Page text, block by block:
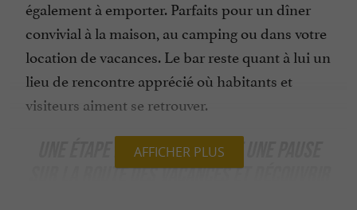
également à emporter. Parfaits pour un dîner
convivial à la maison, au camping ou dans votre
location de vacances. Le bar reste quant à lui un
lieu de rencontre apprécié où habitants et
visiteurs aiment se retrouver.
UNE ÉTAPE IDÉALE POUR FAIRE UNE PAUSE
SUR LA ROUTE DES VACANCES ET DÉCOUVRIR
AFFICHER PLUS